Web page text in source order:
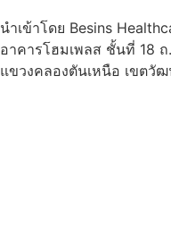
นำเข้าโดย Besins
อาคารโฮมเพลส ชั้นที่ 18
แขวงคลองตันเหนือ เขตวัฒ